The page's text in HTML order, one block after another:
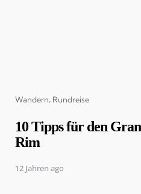
Categories
Wandern Rundreise
10 Tipps für den
Rim
12 Jahren ago